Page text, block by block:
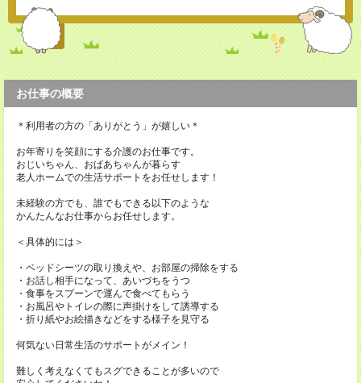
お仕事の概要
＊利用者の方の「ありがとう」が嬉しい＊
お年寄りを笑顔にする介護のお仕事です。
おじいちゃん、おばあちゃんが暮らす
老人ホームでの生活サポートをお任せします！
未経験の方でも、誰でもできる以下のような
かんたんなお仕事からお任せします。
＜具体的には＞
・ベッドシーツの取り換えや、お部屋の掃除をする
・お話し相手になって、あいづちをうつ
・食事をスプーンで運んで食べてもらう
・お風呂やトイレの際に声掛けをして誘導する
・折り紙やお絵描きなどをする様子を見守る
何気ない日常生活のサポートがメイン！
難しく考えなくてもスグできることが多いので